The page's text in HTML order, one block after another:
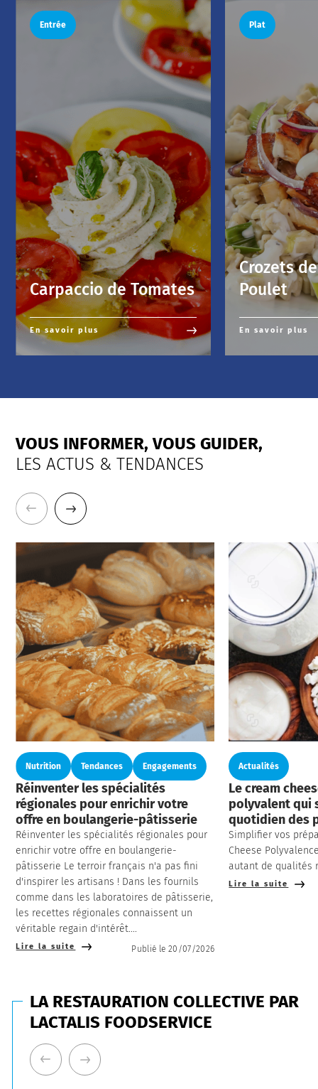
Entrée
Carpaccio de Tomates
En savoir plus
Plat
Crozets
Poulet
En savoir plus
VOUS INFORMER, VOUS GUIDER,
LES ACTUS & TENDANCES
Nutrition Tendances Engagements
Réinventer les spécialités
régionales pour enrichir votre
offre en boulangerie-pâtisserie
Réinventer les spécialités régionales pour
enrichir votre offre en boulangerie-
pâtisserie Le terroir français n'a pas fini
d'inspirer les artisans ! Dans les fournils
comme dans les laboratoires de pâtisserie,
les recettes régionales connaissent un
véritable regain d'intérêt....
Lire la suite Publié le 20/07/2026
Actualités
Le cream
polyvalent qui
quotidien des
Simplifier vos
Cheese
autant de qualités
Lire la suite
LA RESTAURATION COLLECTIVE PAR
LACTALIS FOODSERVICE